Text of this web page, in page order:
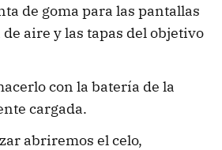
de goma para las pantallas
aire y las tapas del objetivo
con la batería de la
cargada.
abriremos el celo,